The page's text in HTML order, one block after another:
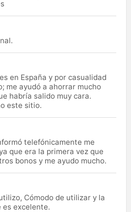
en España y por casualidad
me ayudó a ahorrar mucho
habría salido muy cara.
este sitio.
telefónicamente me
que era la primera vez que
bonos y me ayudo mucho.
Cómodo de utilizar y la
excelente.